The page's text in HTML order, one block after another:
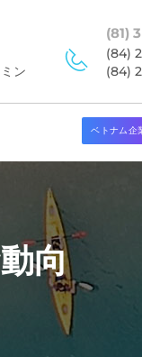
ン
(81)
(84)
(84)
ベトナム企
向